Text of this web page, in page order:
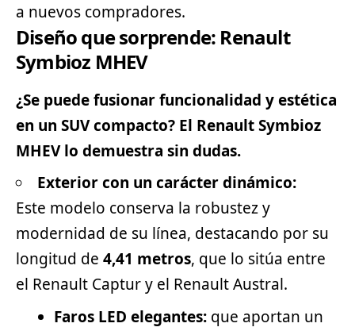
a nuevos compradores.
Diseño que sorprende: Renault
Symbioz MHEV
¿Se puede fusionar funcionalidad y estética
en un SUVcompacto? El Renault Symbioz
MHEV lo demuestra sin dudas.
Exterior con un carácter dinámico:
Este modelo conserva la robustez y
modernidad de su línea, destacando por su
longitud de 4,41 metros, que lo sitúa entre
el Renault Captur y el Renault Austral.
Faros LED elegantes:que aportan un